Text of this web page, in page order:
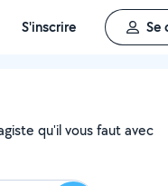
S'inscrire Se
qu'il vous faut avec